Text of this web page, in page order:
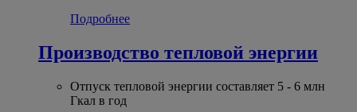
Подробнее
Производство тепловой энергии
Отпуск тепловой энергии составляет 5 - 6 млн
Гкал в год